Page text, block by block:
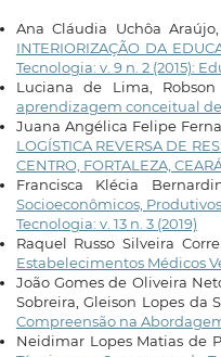
Ana Cláudia Uchôa
INTERIORIZAÇÃO DA
Tecnologia: v. 9 n. 2 (2015):
Luciana de Lima, Robson
aprendizagem conceitual
Juana Angélica Felipe
LOGÍSTICA REVERSA DE
CENTRO, FORTALEZA,
Francisca Klécia
Socioeconômicos,
Tecnologia: v. 13 n. 3 (2019)
Raquel Russo Silveira
Estabelecimentos Médicos
João Gomes de Oliveira
Sobreira, Gleison Lopes da
Compreensão na
Neidimar Lopes Matias de